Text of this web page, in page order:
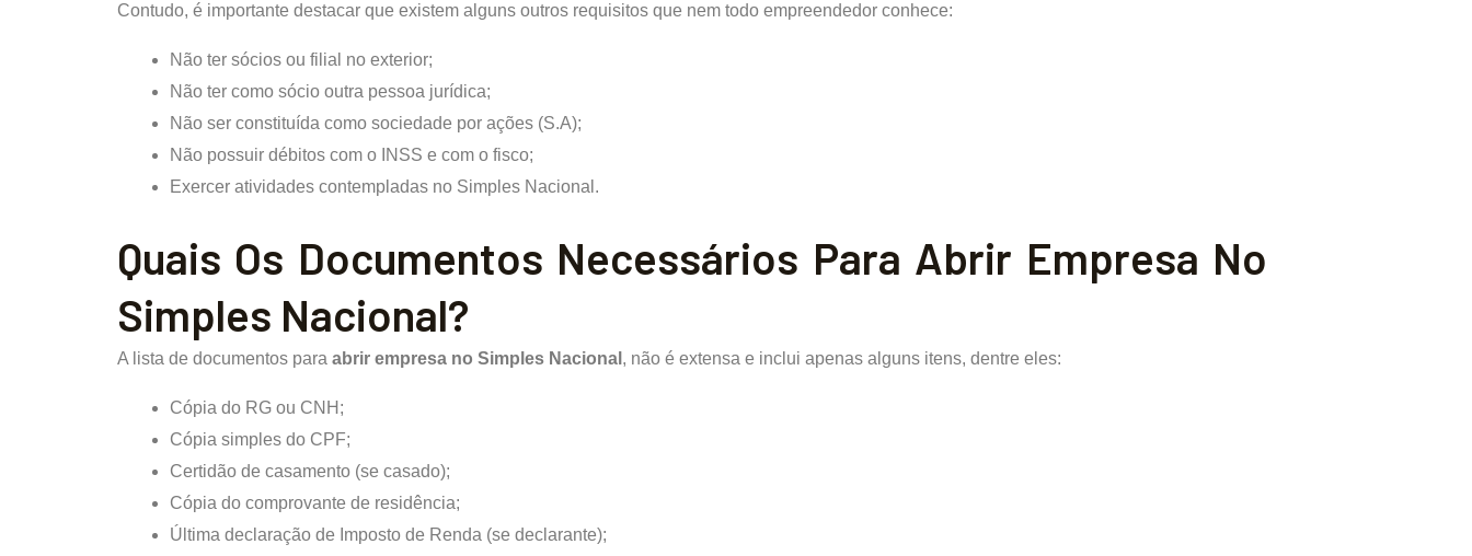
Contudo, é importante destacar que existem alguns outros requisitos que nem todo empreendedor conhece:
Não ter sócios ou filial no exterior;
Não ter como sócio outra pessoa jurídica;
Não ser constituída como sociedade por ações (S.A);
Não possuir débitos com o INSS e com o fisco;
Exercer atividades contempladas no Simples Nacional.
Quais Os Documentos Necessários Para Abrir Empresa No
Simples Nacional?
A lista de documentos para abrir empresa no Simples Nacional , não é extensa e inclui apenas alguns itens, dentre eles:
Cópia do RG ou CNH;
Cópia simples do CPF;
Certidão de casamento (se casado);
Cópia do comprovante de residência;
Última declaração de Imposto de Renda (se declarante);